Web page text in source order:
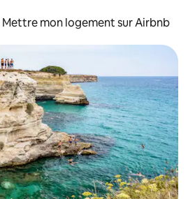
Mettre mon logement sur Airbnb